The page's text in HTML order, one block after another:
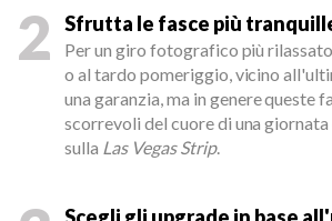
2 Sfrutta le fasce più
Per un giro fotografico più
o al tardo pomeriggio, vicino
una garanzia, ma in genere queste
scorrevoli del cuore di una
sulla Las Vegas Strip.